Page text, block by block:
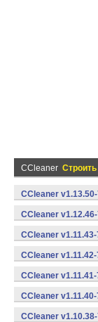
CCleaner Строить
CCleaner
CCleaner
CCleaner
CCleaner
CCleaner
CCleaner
CCleaner